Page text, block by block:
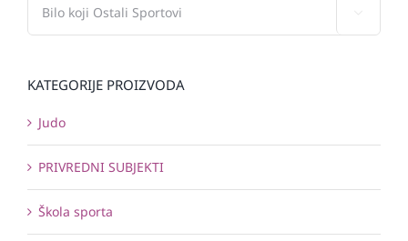
KATEGORIJE PROIZVODA
Judo
PRIVREDNI SUBJEKTI
Škola sporta